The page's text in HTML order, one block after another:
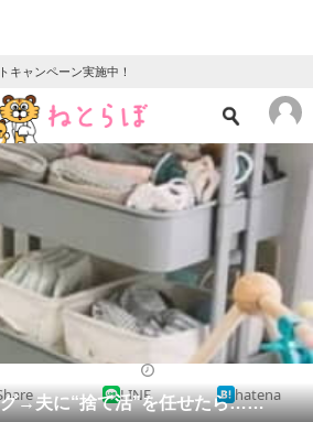
キャンペーン実施中！
ニュース
地域
教育・育児
リサーチ
グ→夫に“捨て活”を任せたら……
LINE hatena